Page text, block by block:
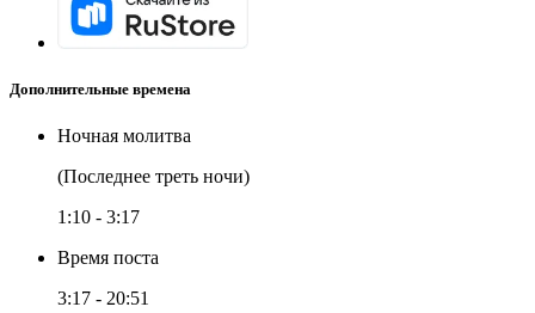
Дополнительные времена
Ночная молитва
(Последнее треть ночи)
1:10 - 3:17
Время поста
3:17 - 20:51